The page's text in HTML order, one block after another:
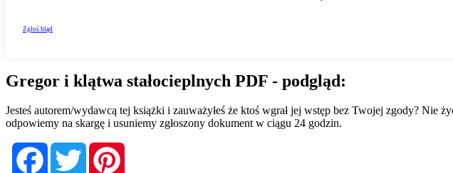
Gregor i klątwa stałocieplnych PDF - podgląd:
Jesteś autorem/wydawcą tej książki i zauważyłeś że ktoś wgrał jej wstęp bez Twojej zgody? Nie
odpowiemy na skargę i usuniemy zgłoszony dokument w ciągu 24 godzin.
FacebookTwitter